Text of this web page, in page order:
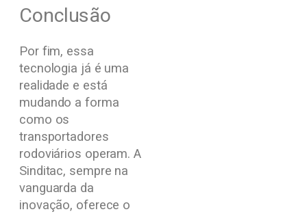
Conclusão
Por fim, essa
tecnologia já é uma
realidade e está
mudando a forma
como os
transportadores
rodoviários operam. A
Sinditac, sempre na
vanguarda da
inovação, oferece o